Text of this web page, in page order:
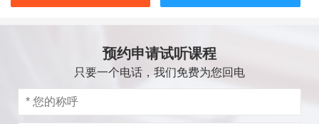
预约申请试听课程
只要一个电话，我们免费为您回电